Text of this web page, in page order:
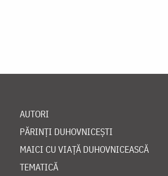
AUTORI
PĂRINȚI DUHOVNICEȘTI
MAICI CU VIAȚĂ DUHOVNICEASCĂ
TEMATICĂ